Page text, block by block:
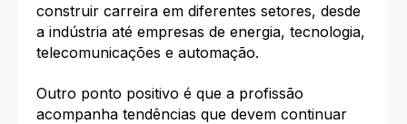
construir carreira em diferentes setores, desde
a indústria até empresas de energia, tecnologia,
telecomunicações e automação.
Outro ponto positivo é que a profissão
acompanha tendências que devem continuar